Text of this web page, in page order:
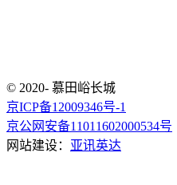
© 2020- 慕田峪长城
京ICP备12009346号-1
京公网安备11011602000534号
网站建设： 亚讯英达